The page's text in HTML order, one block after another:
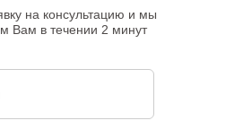
на консультацию и мы
Вам в течении 2 минут